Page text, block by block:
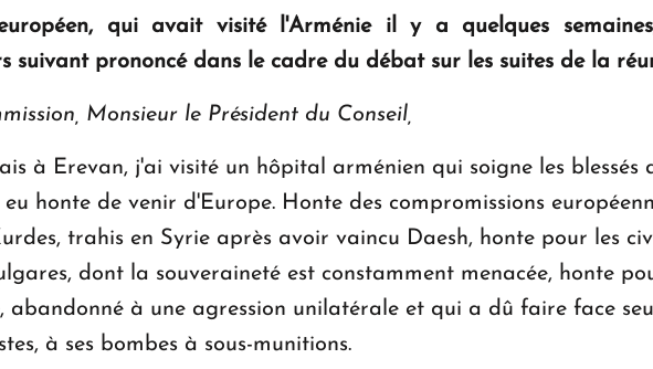
qui avait visité l'Arménie il y a quelques
suivant prononcé dans le cadre du débat sur les suites de la
Monsieur le Président du Conseil,
à Erevan, j'ai visité un hôpital arménien qui soigne les blessés
honte de venir d'Europe. Honte des compromissions
trahis en Syrie après avoir vaincu Daesh, honte pour les
dont la souveraineté est constamment menacée, honte
abandonné à une agression unilatérale et qui a dû faire face
à ses bombes à sous-munitions.